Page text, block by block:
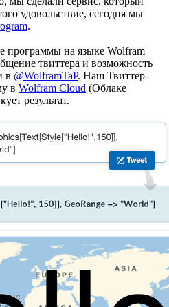
удовольствие, сегодня мы
.
программы на языке Wolfram
твиттера и возможность
в @WolframTaP. Наш Твиттер-
в Wolfram Cloud (Облаке
результат.